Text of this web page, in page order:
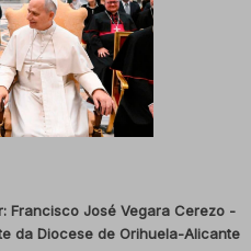
Francisco José Vegara Cerezo -
da Diocese de Orihuela-Alicante